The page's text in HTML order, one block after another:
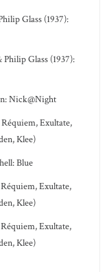
Glass (1937):
Glass (1937):
Nick@Night
Exultate,
Klee)
Blue
Exultate,
Klee)
Exultate,
Klee)